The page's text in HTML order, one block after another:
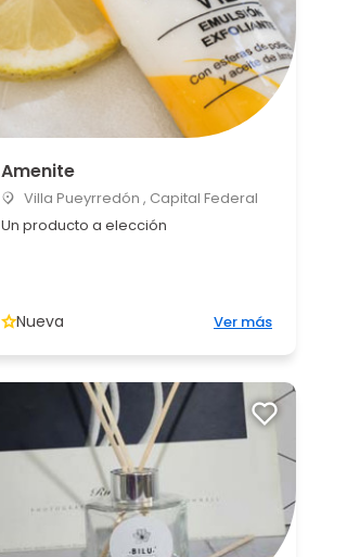
Amenite
Villa Pueyrredón , Capital Federal
Un producto a elección
Nueva Ver más